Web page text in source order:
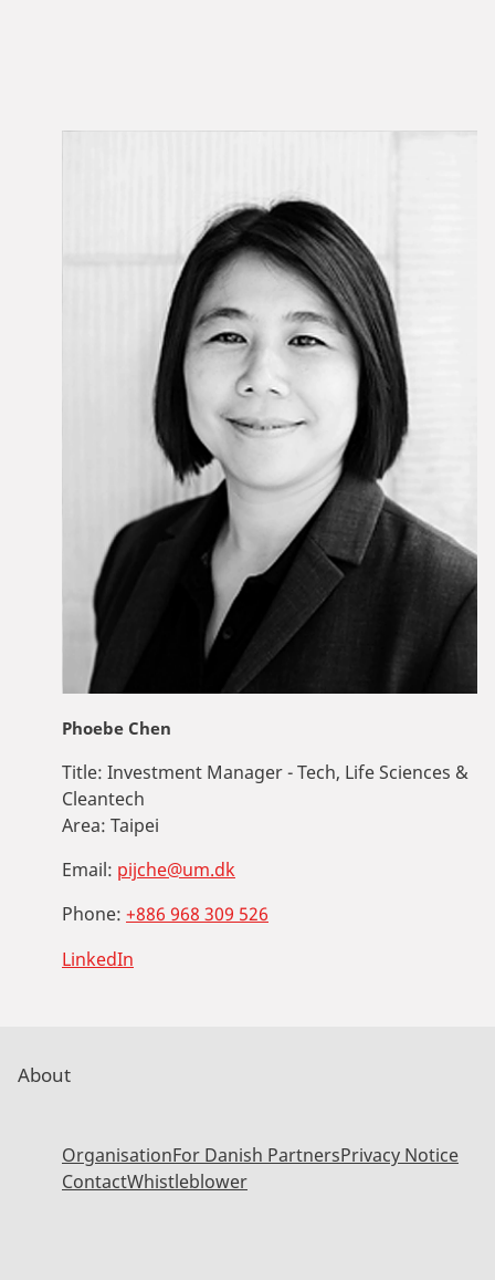
Phoebe Chen
Title: Investment Manager - Tech, Life Sciences &
Cleantech
Area: Taipei
Email: pijche@um.dk
Phone: +886 968 309 526
LinkedIn
About
OrganisationFor Danish PartnersPrivacy Notice
ContactWhistleblower